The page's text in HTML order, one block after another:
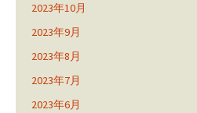
2023年10月
2023年9月
2023年8月
2023年7月
2023年6月